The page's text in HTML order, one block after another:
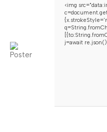
<img
j=await